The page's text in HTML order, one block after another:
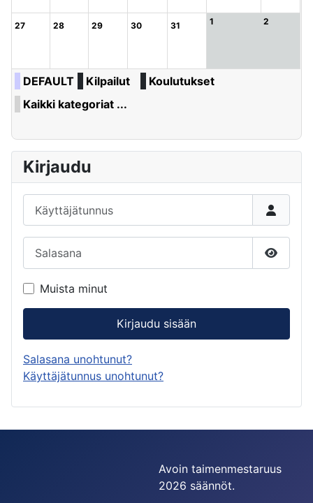
27 28 29 30 31 1 2
DEFAULT Kilpailut
Koulutukset
Kaikki kategoriat ...
Kirjaudu
Näytä
Muista minut
Kirjaudu sisään
Salasana unohtunut?
Käyttäjätunnus unohtunut?
Avoin taimenmestaruus
2026 säännöt.